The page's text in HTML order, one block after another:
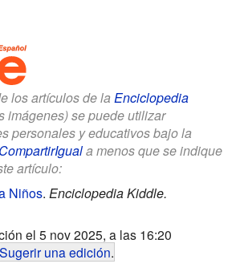
los artículos de la Enciclopedia
imágenes) se puede utilizar
personales y educativos bajo la
a menos que se indique
artículo:
Niños. Enciclopedia Kiddle.
el 5 nov 2025, a las 16:20
Sugerir una edición.